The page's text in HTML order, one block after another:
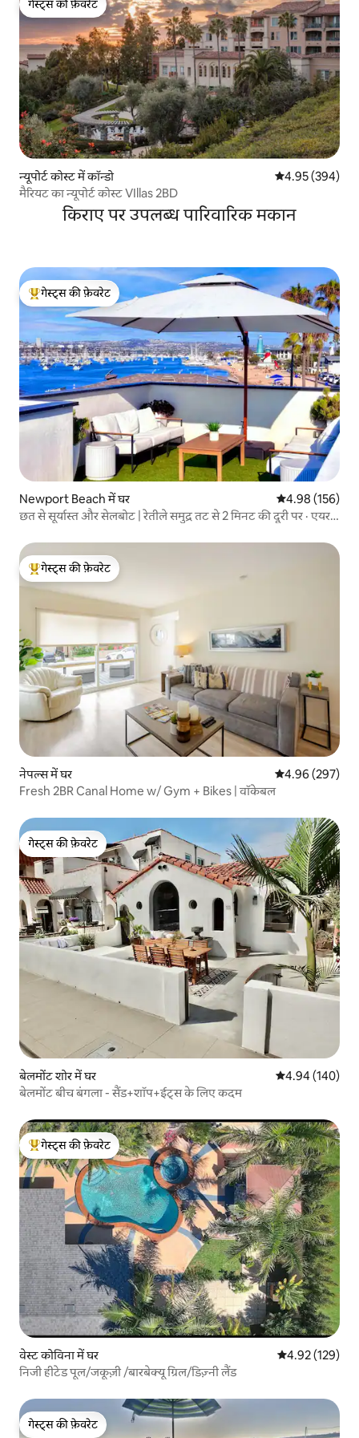
गेस्ट्स की फ़ेवरेट
गेस्ट्स की फ़ेवरेट
न्यूपोर्ट कोस्ट में कॉन्डो औसत रेटिंग 5 में से
4.95 (394)
मैरियट का न्यूपोर्ट कोस्ट VIllas 2BD
किराए पर उपलब्ध पारिवारिक मकान
गेस्ट्स का टॉप फ़ेवरेट
गेस्ट्स की फ़ेवरेट
Newport Beach में घर औसत रेटिंग 5 में से
4.98 (156)
छत से सूर्यास्त और सेलबोट | रेतीले समुद्र तट से 2 मिनट की दूरी पर · एयर
गेस्ट्स का टॉप फ़ेवरेट
गेस्ट्स की फ़ेवरेट
नेपल्स में घर औसत रेटिंग 5 में से
4.96 (297)
Fresh 2BR Canal Home w/ Gym + Bikes | वॉकेबल
गेस्ट्स की फ़ेवरेट
गेस्ट्स की फ़ेवरेट
बेलमोंट शोर में घर औसत रेटिंग 5 में से
4.94 (140)
बेलमोंट बीच बंगला - सैंड+शॉप+ईट्स के लिए कदम
गेस्ट्स का टॉप फ़ेवरेट
गेस्ट्स की फ़ेवरेट
वेस्ट कोविना में घर औसत रेटिंग 5 में से
4.92 (129)
निजी हीटेड पूल/जकूज़ी /बारबेक्यू ग्रिल/डिज़्नी लैंड
गेस्ट्स की फ़ेवरेट
गेस्ट्स की फ़ेवरेट